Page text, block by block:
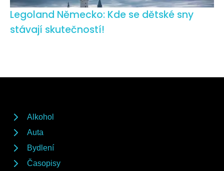
Legoland Německo: Kde se dětské sny
stávají skutečností!
Alkohol
Auta
Bydlení
Časopisy